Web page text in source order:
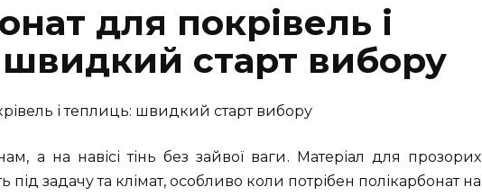
для покрівель і
старт вибору
а на навісі тінь без зайвої ваги. Матеріал для прозорих
під задачу та клімат, особливо коли потрібен полікарбонат на